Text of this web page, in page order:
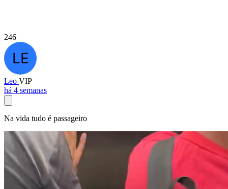
246
Leo VIP
há 4 semanas
Na vida tudo é passageiro